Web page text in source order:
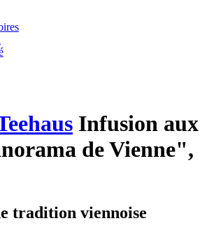
Infusion aux
de Vienne",
tradition viennoise